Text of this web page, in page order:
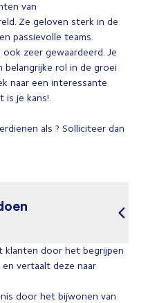
van
Ze geloven sterk in de
passievolle teams.
zeer gewaardeerd. Je
belangrijke rol in de groei
naar een interessante
is je kans!.
als ? Solliciteer dan
klanten door het begrijpen
vertaalt deze naar
door het bijwonen van